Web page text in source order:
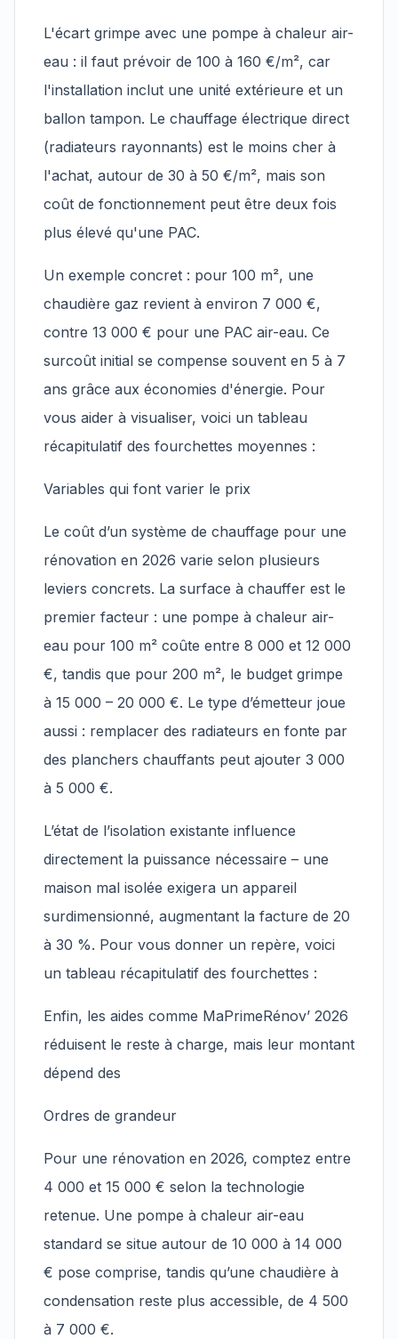
L'écart grimpe avec une pompe à chaleur air-
eau : il faut prévoir de 100 à 160 €/m², car
l'installation inclut une unité extérieure et un
ballon tampon. Le chauffage électrique direct
(radiateurs rayonnants) est le moins cher à
l'achat, autour de 30 à 50 €/m², mais son
coût de fonctionnement peut être deux fois
plus élevé qu'une PAC.
Un exemple concret : pour 100 m², une
chaudière gaz revient à environ 7 000 €,
contre 13 000 € pour une PAC air-eau. Ce
surcoût initial se compense souvent en 5 à 7
ans grâce aux économies d'énergie. Pour
vous aider à visualiser, voici un tableau
récapitulatif des fourchettes moyennes :
Variables qui font varier le prix
Le coût d’un système de chauffage pour une
rénovation en 2026 varie selon plusieurs
leviers concrets. La surface à chauffer est le
premier facteur : une pompe à chaleur air-
eau pour 100 m² coûte entre 8 000 et 12 000
€, tandis que pour 200 m², le budget grimpe
à 15 000 – 20 000 €. Le type d’émetteur joue
aussi : remplacer des radiateurs en fonte par
des planchers chauffants peut ajouter 3 000
à 5 000 €.
L’état de l’isolation existante influence
directement la puissance nécessaire – une
maison mal isolée exigera un appareil
surdimensionné, augmentant la facture de 20
à 30 %. Pour vous donner un repère, voici
un tableau récapitulatif des fourchettes :
Enfin, les aides comme MaPrimeRénov’ 2026
réduisent le reste à charge, mais leur montant
dépend des
Ordres de grandeur
Pour une rénovation en 2026, comptez entre
4 000 et 15 000 € selon la technologie
retenue. Une pompe à chaleur air-eau
standard se situe autour de 10 000 à 14 000
€ pose comprise, tandis qu’une chaudière à
condensation reste plus accessible, de 4 500
à 7 000 €.